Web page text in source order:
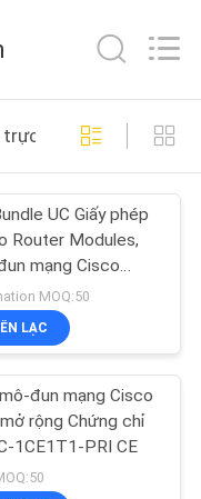
trực tuyến
UC Giấy phép
Router Modules,
mạng Cisco
32
MOQ:50
LẠC
đun mạng Cisco
rộng Chứng chỉ
1CE1T1-PRI CE